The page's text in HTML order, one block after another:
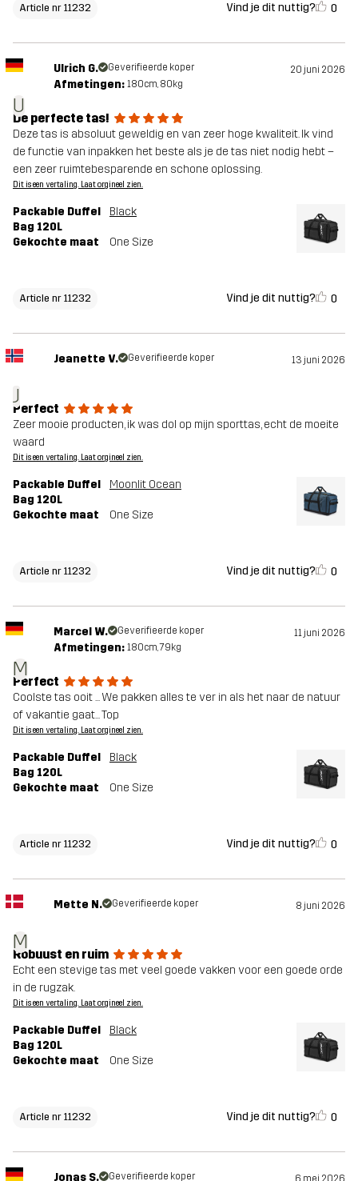
Article nr 11232 Vind je dit nuttig? 0
U
Ulrich G. Geverifieerde koper 20 juni 2026
Afmetingen: 180cm, 80kg
De perfecte tas!
Deze tas is absoluut geweldig en van zeer hoge kwaliteit. Ik vind
de functie van inpakken het beste als je de tas niet nodig hebt –
een zeer ruimtebesparende en schone oplossing.
Dit is een vertaling. Laat orgineel zien.
Packable Duffel
Bag 120L
Black
Gekochte maat One Size
Article nr 11232 Vind je dit nuttig? 0
J
Jeanette V. Geverifieerde koper 13 juni 2026
Perfect
Zeer mooie producten, ik was dol op mijn sporttas, echt de moeite
waard
Dit is een vertaling. Laat orgineel zien.
Packable Duffel
Bag 120L
Moonlit Ocean
Gekochte maat One Size
Article nr 11232 Vind je dit nuttig? 0
M
Marcel W. Geverifieerde koper 11 juni 2026
Afmetingen: 180cm, 79kg
Perfect
Coolste tas ooit ... We pakken alles te ver in als het naar de natuur
of vakantie gaat... Top
Dit is een vertaling. Laat orgineel zien.
Packable Duffel
Bag 120L
Black
Gekochte maat One Size
Article nr 11232 Vind je dit nuttig? 0
M
Mette N. Geverifieerde koper 8 juni 2026
Robuust en ruim
Echt een stevige tas met veel goede vakken voor een goede orde
in de rugzak.
Dit is een vertaling. Laat orgineel zien.
Packable Duffel
Bag 120L
Black
Gekochte maat One Size
Article nr 11232 Vind je dit nuttig? 0
Jonas S. Geverifieerde koper